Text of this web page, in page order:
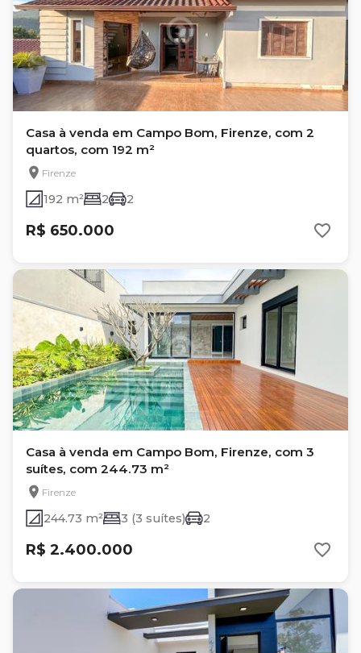
Casa à venda em Campo Bom, Firenze, com 2
quartos, com 192 m²
Firenze
192 m² 2 2
R$ 650.000
Casa à venda em Campo Bom, Firenze, com 3
suítes, com 244.73 m²
Firenze
244.73 m² 3 (3 suítes) 2
R$ 2.400.000